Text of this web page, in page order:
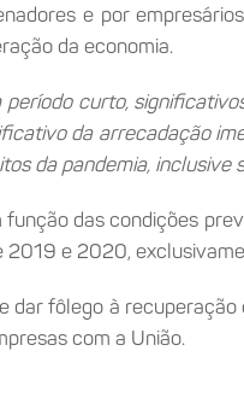
e por
da economia.
curto,
da arrecadação
da pandemia, inclusive
das condições
2019 e 2020,
dar fôlego à
com a União.